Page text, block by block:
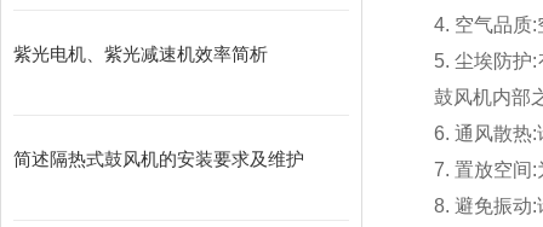
紫光电机、紫光减速机效率简析
简述隔热式鼓风机的安装要求及维护
4. 空气品质
5. 尘埃防护
鼓风机内部
6. 通风散热
7. 置放空间
8. 避免振动